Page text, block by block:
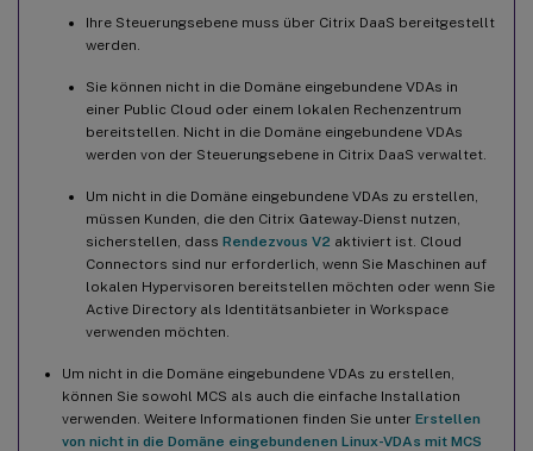
Ihre Steuerungsebene muss über Citrix DaaS bereitgestellt
werden.
Sie können nicht in die Domäne eingebundene VDAs in
einer Public Cloud oder einem lokalen Rechenzentrum
bereitstellen. Nicht in die Domäne eingebundene VDAs
werden von der Steuerungsebene in Citrix DaaS verwaltet.
Um nicht in die Domäne eingebundene VDAs zu erstellen,
müssen Kunden, die den Citrix Gateway-Dienst nutzen,
sicherstellen, dass Rendezvous V2 aktiviert ist. Cloud
Connectors sind nur erforderlich, wenn Sie Maschinen auf
lokalen Hypervisoren bereitstellen möchten oder wenn Sie
Active Directory als Identitätsanbieter in Workspace
verwenden möchten.
Um nicht in die Domäne eingebundene VDAs zu erstellen,
können Sie sowohl MCS als auch die einfache Installation
verwenden. Weitere Informationen finden Sie unter Erstellen
von nicht in die Domäne eingebundenen Linux-VDAs mit MCS
Schritt 3g: Angeben einer zu verwendenden Datenbank
Schritt 3h: Konfigurieren von MCS-Variablen
Schritt 3i: Schreiben oder Aktualisieren von
Registrierungswerten für MCS (optional)
Schritt 3j: Erstellen eines Masterimages
Schritt 5: Erstellen einer Bereitstellungsgruppe